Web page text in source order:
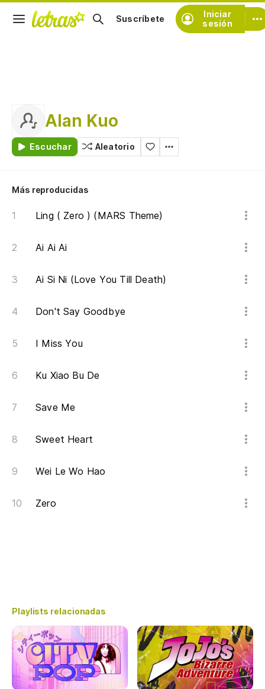
Iniciar
sesión
Suscríbete
Alan Kuo
Escuchar Aleatorio
Más reproducidas
Ling ( Zero ) (MARS Theme)
Ai Ai Ai
Ai Si Ni (Love You Till Death)
Don't Say Goodbye
I Miss You
Ku Xiao Bu De
Save Me
Sweet Heart
Wei Le Wo Hao
Zero
Playlists relacionadas